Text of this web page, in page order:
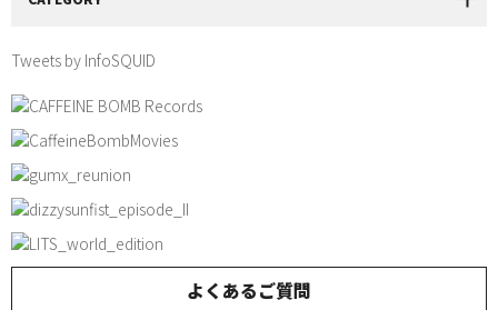
Tweets by InfoSQUID
よくあるご質問